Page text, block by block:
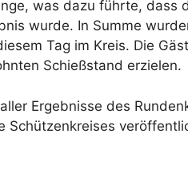
was dazu führte, dass
wurde. In Summe
Tag im Kreis. Die
Schießstand erzielen.
Ergebnisse des
Schützenkreises